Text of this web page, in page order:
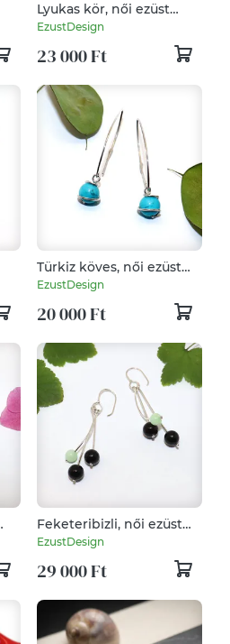
Lyukas kör, női ezüst
fülbevaló pár (EF.100)
EzustDesign
23 000 Ft
Türkiz köves, női ezüst
fülbevaló pár (EF.116)
EzustDesign
20 000 Ft
Feketeribizli, női ezüst
fülbevaló pár (EF.121)
EzustDesign
29 000 Ft